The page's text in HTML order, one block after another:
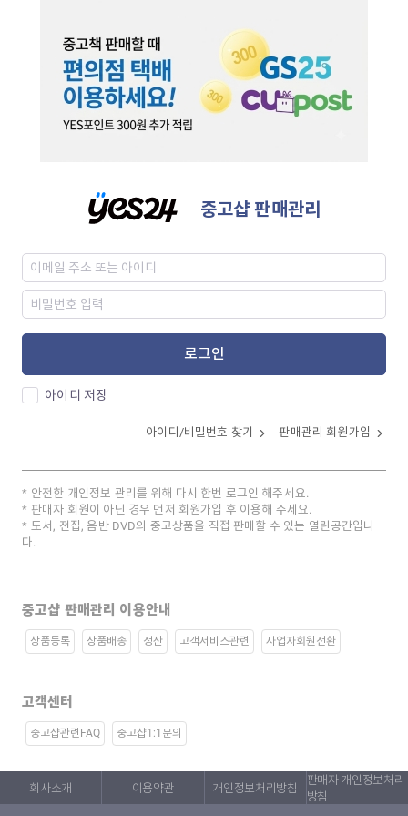
중고샵 판매관리
로그인
아이디 저장
아이디/비밀번호 찾기 판매관리 회원가입
안전한 개인정보 관리를 위해 다시 한번 로그인 해주세요.
판매자 회원이 아닌 경우 먼저 회원가입 후 이용해 주세요.
도서, 전집, 음반 DVD의 중고상품을 직접 판매할 수 있는 열린공간입니
다.
중고샵 판매관리 이용안내
상품등록 상품배송 정산 고객서비스관련 사업자회원전환
고객센터
중고샵관련FAQ 중고샵1:1문의
회사소개 이용약관 개인정보처리방침
판매자 개인정보처리
방침